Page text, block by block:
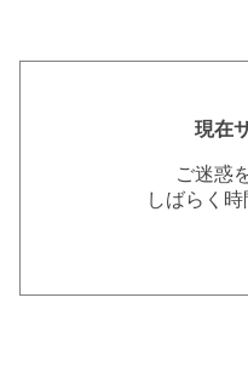
現在
ご迷惑
しばらく